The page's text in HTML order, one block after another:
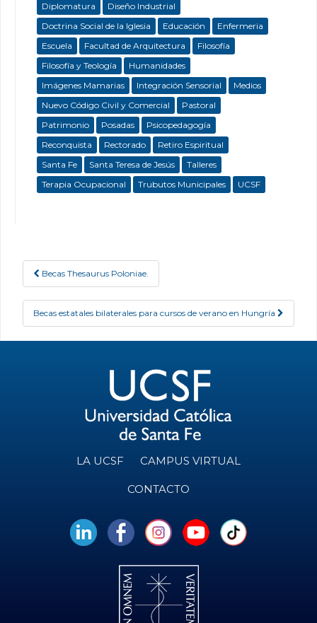
Diplomatura
Diseño Industrial
Doctrina Social de la Iglesia
Educación
Enfermeria
Escuela
Facultad de Arquitectura
Filosofía
Filosofía y Teología
Humanidades
Imágenes Mamarias
Integración Sensorial
Medios
Nuevo Código Civil y Comercial
Pastoral
Patrimonio
Posadas
Psicopedagogía
Reconquista
Rectorado
Retiro Espiritual
Santa Fe
Santa Teresa de Jesús
Talleres
Terapia Ocupacional
Trubutos Municipales UCSF
Post navigation
Becas Thesaurus Poloniae.
Becas estatales bilaterales para cursos de verano en Hungría
LA UCSF CAMPUS VIRTUAL
CONTACTO